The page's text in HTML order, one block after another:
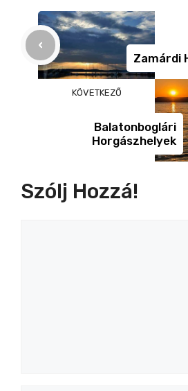
b
o
o
k
n
g
er
Zamárdi
KÖVETKEZŐ
Balatonboglári
Horgászhelyek
Szólj Hozzá!